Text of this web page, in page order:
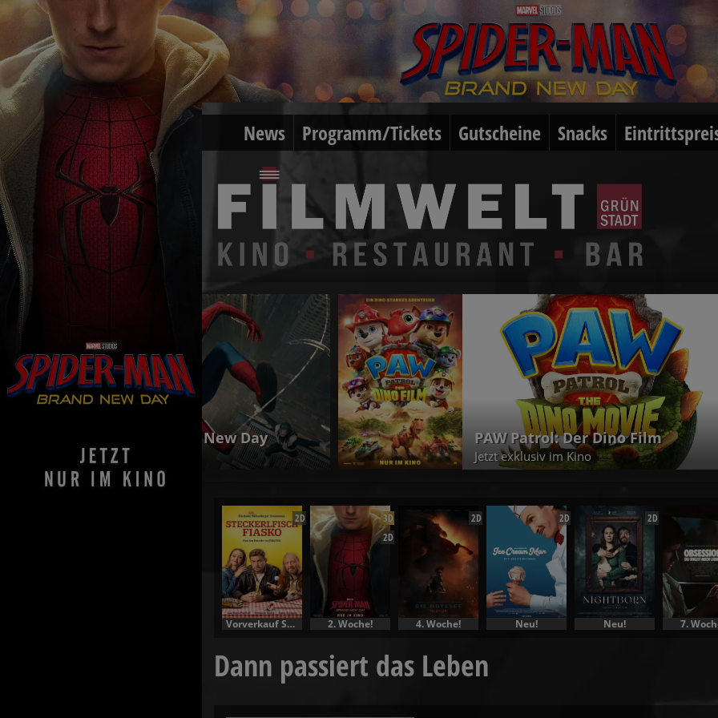
News Programm/Tickets Gutscheine Snacks
Spider-Man: Brand New Day
Jetzt exklusiv im Kino
PAW Patrol: Der Dino Film
Jetzt exklusiv im Kino
2D
Vorverkauf Specials
3D
2D
2. Woche!
2D
4. Woche!
2D
Neu!
2D
Neu! 7.
Dann passiert das Leben